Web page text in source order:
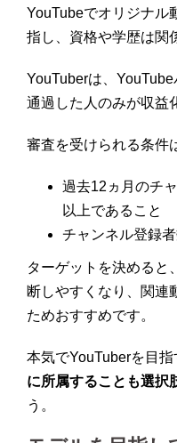
YouTubeでオリジナル
指し、資格や学歴は関
YouTuberは、
通過した人のみが収益
審査を受けられる条件
過去12ヵ月のチ
以上であること
チャンネル登録
ターゲットを決めると
断しやすくなり、関連
ためおすすめです。
本気でYouTuberを目指
に所属することも選択
う。